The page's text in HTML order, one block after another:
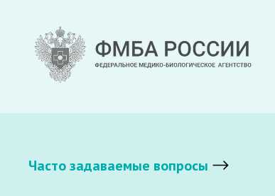
Часто задаваемые вопросы